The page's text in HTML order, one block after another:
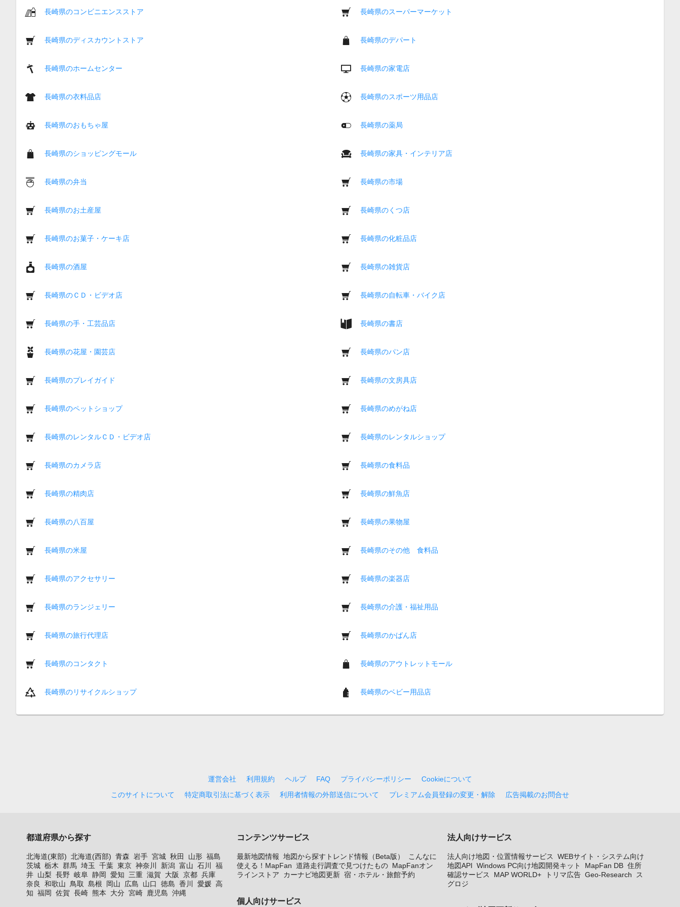
長崎県のコンビニエンスストア 長崎県のスーパーマーケット
長崎県のディスカウントストア 長崎県のデパート
長崎県のホームセンター 長崎県の家電店
長崎県の衣料品店 長崎県のスポーツ用品店
長崎県のおもちゃ屋 長崎県の薬局
長崎県のショッピングモール 長崎県の家具・インテリア店
長崎県の弁当 長崎県の市場
長崎県のお土産屋 長崎県のくつ店
長崎県のお菓子・ケーキ店 長崎県の化粧品店
長崎県の酒屋 長崎県の雑貨店
長崎県のＣＤ・ビデオ店 長崎県の自転車・バイク店
長崎県の手・工芸品店 長崎県の書店
長崎県の花屋・園芸店 長崎県のパン店
長崎県のプレイガイド 長崎県の文房具店
長崎県のペットショップ 長崎県のめがね店
長崎県のレンタルＣＤ・ビデオ店 長崎県のレンタルショップ
長崎県のカメラ店 長崎県の食料品
長崎県の精肉店 長崎県の鮮魚店
長崎県の八百屋 長崎県の果物屋
長崎県の米屋 長崎県のその他 食料品
長崎県のアクセサリー 長崎県の楽器店
長崎県のランジェリー 長崎県の介護・福祉用品
長崎県の旅行代理店 長崎県のかばん店
長崎県のコンタクト 長崎県のアウトレットモール
長崎県のリサイクルショップ 長崎県のベビー用品店
運営会社 利用規約 ヘルプ FAQ プライバシーポリシー
Cookieについて
このサイトについて
特定商取引法に基づく表示 利用者情報の外部送信について プレミアム会員登録の変更・解除 広告掲載のお問合せ
都道府県から探す
北海道(東部) 北海道(西部) 青森 岩手 宮城 秋田 山形 福島
茨城 栃木 群馬 埼玉 千葉 東京 神奈川 新潟 富山 石川
福
井 山梨 長野 岐阜 静岡 愛知 三重 滋賀 大阪 京都 兵庫
奈良
和歌山 鳥取 島根 岡山 広島 山口 徳島 香川 愛媛 高
知 福岡 佐賀 長崎 熊本 大分 宮崎 鹿児島 沖縄
コンテンツサービス
最新地図情報 地図から探すトレンド情報（Beta版）
こんなに
使える！MapFan 道路走行調査で見つけたもの MapFanオン
ラインストア
カーナビ地図更新 宿・ホテル・旅館予約
個人向けサービス
法人向けサービス
法人向け地図・位置情報サービス
WEBサイト・システム向け
地図API Windows PC向け地図開発キット MapFan DB 住所
確認サービス
MAP WORLD+ トリマ広告 Geo-Research
ス
グロジ